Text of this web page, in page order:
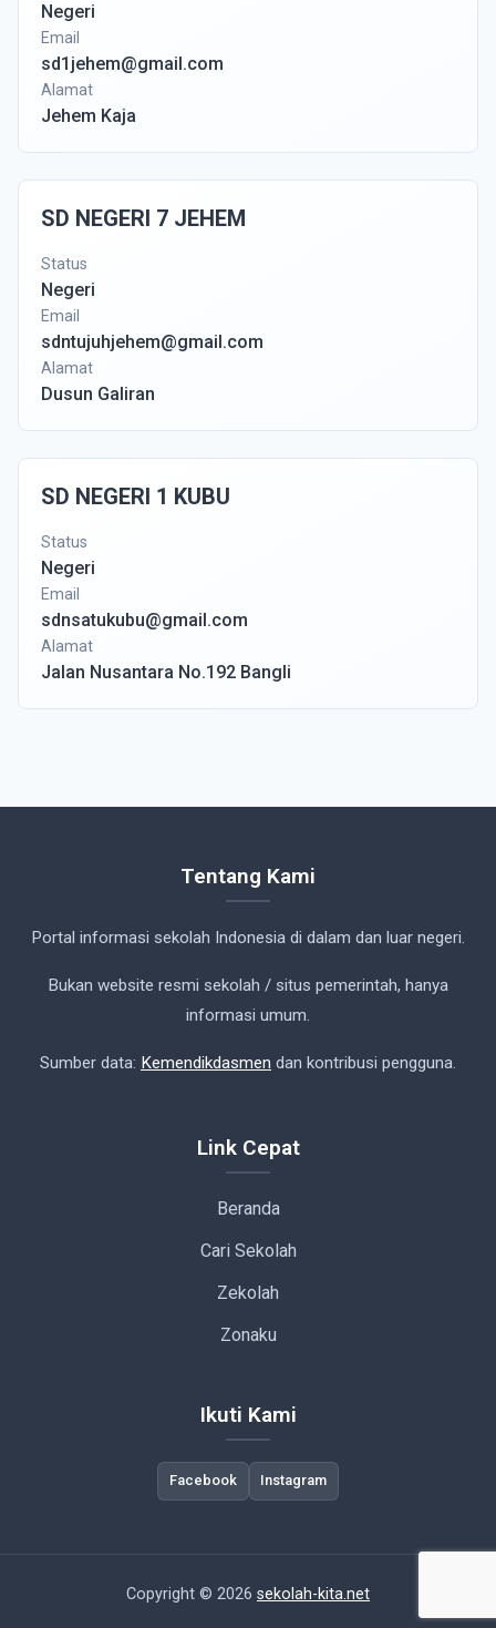
Negeri
Email
sd1jehem@gmail.com
Alamat
Jehem Kaja
SD NEGERI 7 JEHEM
Status
Negeri
Email
sdntujuhjehem@gmail.com
Alamat
Dusun Galiran
SD NEGERI 1 KUBU
Status
Negeri
Email
sdnsatukubu@gmail.com
Alamat
Jalan Nusantara No.192 Bangli
Tentang Kami
Portal informasi sekolah Indonesia di dalam dan luar negeri.
Bukan website resmi sekolah / situs pemerintah, hanya
informasi umum.
Sumber data: Kemendikdasmen dan kontribusi pengguna.
Link Cepat
Beranda
Cari Sekolah
Zekolah
Zonaku
Ikuti Kami
Facebook Instagram
Copyright © 2026 sekolah-kita.net